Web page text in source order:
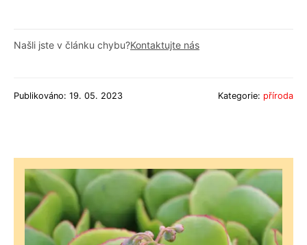
Našli jste v článku chybu?Kontaktujte nás
Publikováno: 19. 05. 2023 Kategorie: příroda